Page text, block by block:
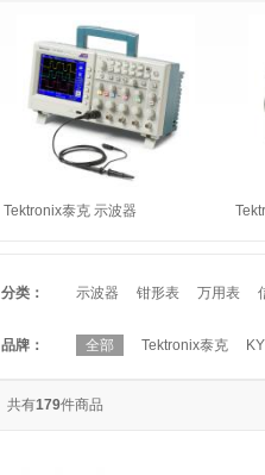
Tektronix泰克 示波器
分类： 示波器 钳形表 万用表
品牌： 全部 Tektronix泰克
共有179件商品